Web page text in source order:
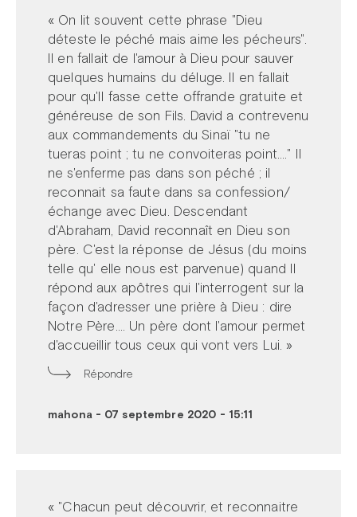
« On lit souvent cette phrase "Dieu
déteste le péché mais aime les pécheurs".
Il en fallait de l'amour à Dieu pour sauver
quelques humains du déluge. Il en fallait
pour qu'Il fasse cette offrande gratuite et
généreuse de son Fils. David a contrevenu
aux commandements du Sinaï "tu ne
tueras point ; tu ne convoiteras point...." Il
ne s'enferme pas dans son péché ; il
reconnait sa faute dans sa confession/
échange avec Dieu. Descendant
d'Abraham, David reconnaît en Dieu son
père. C'est la réponse de Jésus (du moins
telle qu' elle nous est parvenue) quand Il
répond aux apôtres qui l'interrogent sur la
façon d'adresser une prière à Dieu : dire
Notre Père.... Un père dont l'amour permet
d'accueillir tous ceux qui vont vers Lui. »
Répondre
mahona - 07 septembre 2020 - 15:11
« "Chacun peut découvrir, et reconnaitre